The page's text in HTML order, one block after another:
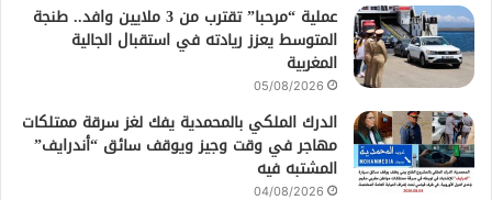
عملية “مرحبا” تقترب من 3 ملايين وافد.. طنجة
المتوسط يعزز ريادته في استقبال الجالية
المغربية
05/08/2026
الدرك الملكي بالمحمدية يفك لغز سرقة ممتلكات
مهاجر في وقت وجيز ويوقف سائق “أندرايف”
المشتبه فيه
04/08/2026